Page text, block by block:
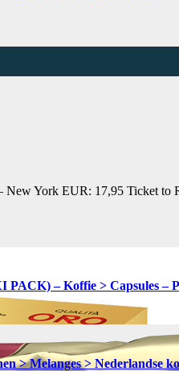
New York EUR: 17,95 Ticket to
– Koffie > Capsules –
> Melanges > Nederlandse